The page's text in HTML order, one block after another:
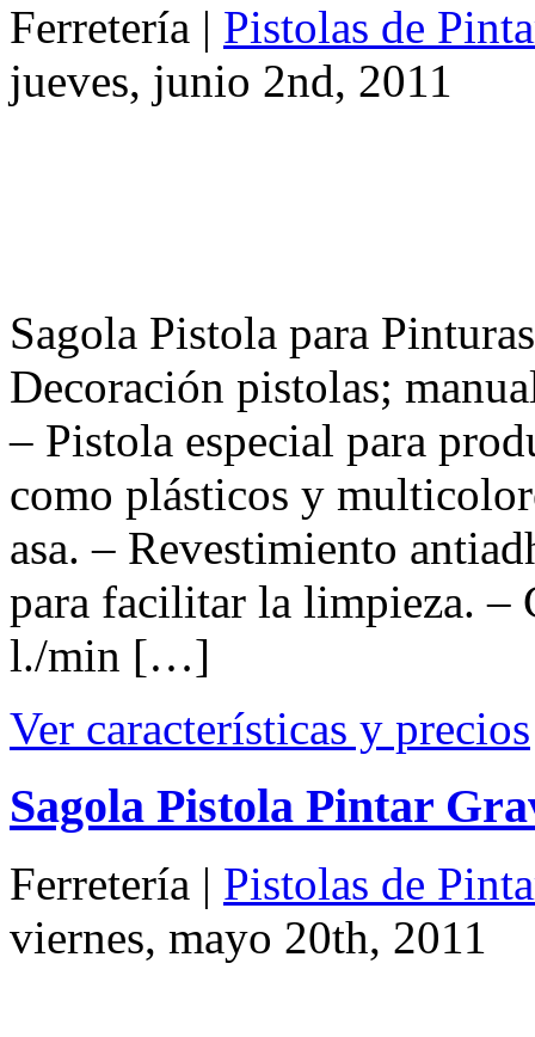
Ferretería | Pistolas de
jueves, junio 2nd, 2011
como plásticos y
asa. – Revestimiento
para facilitar la limpieza.
l./min […]
Ver características y precios
Sagola Pistola Pintar
Ferretería |
Pistolas de
viernes, mayo 20th, 2011